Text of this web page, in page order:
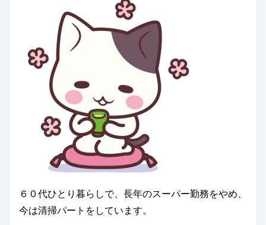
６０代ひとり暮らしで、長年のスーパー勤務をやめ、
今は清掃パートをしています。